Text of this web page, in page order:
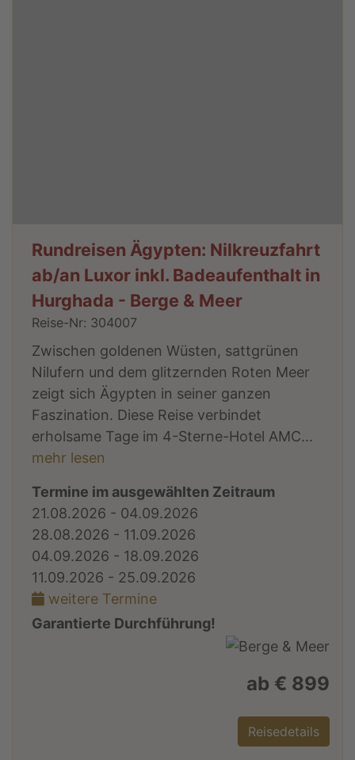
Rundreisen Ägypten: Nilkreuzfahrt
ab/an Luxor inkl. Badeaufenthalt in
Hurghada - Berge & Meer
Reise-Nr: 304007
Zwischen goldenen Wüsten, sattgrünen
Nilufern und dem glitzernden Roten Meer
zeigt sich Ägypten in seiner ganzen
Faszination. Diese Reise verbindet
erholsame Tage im 4-Sterne-Hotel AMC...
mehr lesen
Termine im ausgewählten Zeitraum
21.08.2026 - 04.09.2026
28.08.2026 - 11.09.2026
04.09.2026 - 18.09.2026
11.09.2026 - 25.09.2026
weitere Termine
Garantierte Durchführung!
ab € 899
Reisedetails